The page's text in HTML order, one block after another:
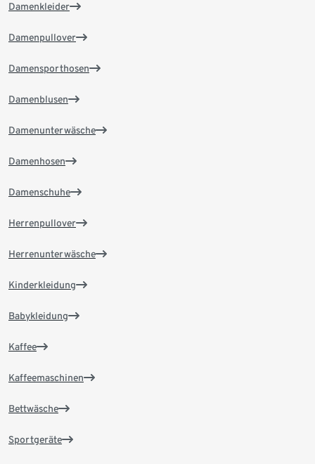
Damenkleider
Damenpullover
Damensporthosen
Damenblusen
Damenunterwäsche
Damenhosen
Damenschuhe
Herrenpullover
Herrenunterwäsche
Kinderkleidung
Babykleidung
Kaffee
Kaffeemaschinen
Bettwäsche
Sportgeräte